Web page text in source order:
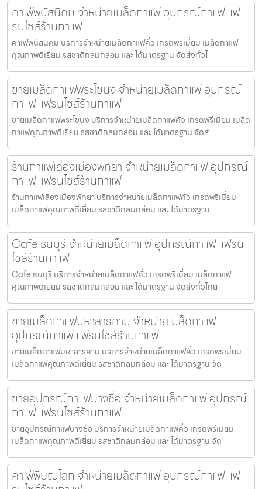
คาเฟ่พนัสนิคม จำหน่ายเมล็ดกาแฟ อุปกรณ์กาแฟ แฟ
รนไชส์ร้านกาแฟ
คาเฟ่พนัสนิคม บริการจำหน่ายเมล็ดกาแฟคั่ว เกรดพรีเมี่ยม เมล็ดกาแฟ
คุณภาพดีเยี่ยม รสชาติกลมกล่อม และ ได้มาตรฐาน จัดส่งทั่วไ
ขายเมล็ดกาแฟพระโขนง จำหน่ายเมล็ดกาแฟ อุปกรณ์
กาแฟ แฟรนไชส์ร้านกาแฟ
ขายเมล็ดกาแฟพระโขนง บริการจำหน่ายเมล็ดกาแฟคั่ว เกรดพรีเมี่ยม เมล็ด
กาแฟคุณภาพดีเยี่ยม รสชาติกลมกล่อม และ ได้มาตรฐาน จัดส่
ร้านกาแฟเลี่องเมืองพัทยา จำหน่ายเมล็ดกาแฟ อุปกรณ์
กาแฟ แฟรนไชส์ร้านกาแฟ
ร้านกาแฟเลี่องเมืองพัทยา บริการจำหน่ายเมล็ดกาแฟคั่ว เกรดพรีเมี่ยม
เมล็ดกาแฟคุณภาพดีเยี่ยม รสชาติกลมกล่อม และ ได้มาตรฐาน
Cafe ธนบุรี จำหน่ายเมล็ดกาแฟ อุปกรณ์กาแฟ แฟรน
ไชส์ร้านกาแฟ
Cafe ธนบุรี บริการจำหน่ายเมล็ดกาแฟคั่ว เกรดพรีเมี่ยม เมล็ดกาแฟ
คุณภาพดีเยี่ยม รสชาติกลมกล่อม และ ได้มาตรฐาน จัดส่งทั่วไทย
ขายเมล็ดกาแฟมหาสารคาม จำหน่ายเมล็ดกาแฟ
อุปกรณ์กาแฟ แฟรนไชส์ร้านกาแฟ
ขายเมล็ดกาแฟมหาสารคาม บริการจำหน่ายเมล็ดกาแฟคั่ว เกรดพรีเมี่ยม
เมล็ดกาแฟคุณภาพดีเยี่ยม รสชาติกลมกล่อม และ ได้มาตรฐาน จัด
ขายอุปกรณ์กาแฟบางซื่อ จำหน่ายเมล็ดกาแฟ อุปกรณ์
กาแฟ แฟรนไชส์ร้านกาแฟ
ขายอุปกรณ์กาแฟบางซื่อ บริการจำหน่ายเมล็ดกาแฟคั่ว เกรดพรีเมี่ยม
เมล็ดกาแฟคุณภาพดีเยี่ยม รสชาติกลมกล่อม และ ได้มาตรฐาน จัด
คาเฟ่พิษณุโลก จำหน่ายเมล็ดกาแฟ อุปกรณ์กาแฟ แฟ